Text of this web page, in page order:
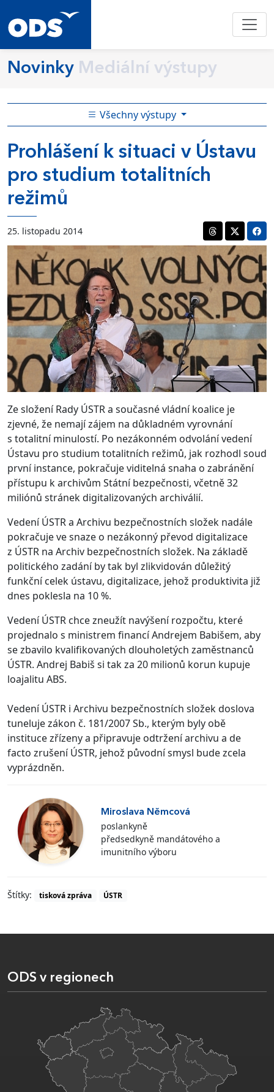
Novinky Mediální výstupy
Všechny výstupy
Prohlášení k situaci v Ústavu
pro studium totalitních
režimů
25. listopadu 2014
Ze složení Rady ÚSTR a současné vládní koalice je
zjevné, že nemají zájem na důkladném vyrovnání
s totalitní minulostí. Po nezákonném odvolání vedení
Ústavu pro studium totalitních režimů, jak rozhodl soud
první instance, pokračuje viditelná snaha o zabránění
přístupu k archivům Státní bezpečnosti, včetně 32
miliónů stránek digitalizovaných archiválií.
Vedení ÚSTR a Archivu bezpečnostních složek nadále
pokračuje ve snaze o nezákonný převod digitalizace
z ÚSTR na Archiv bezpečnostních složek. Na základě
politického zadání by tak byl zlikvidován důležitý
funkční celek ústavu, digitalizace, jehož produktivita již
dnes poklesla na 10 %.
Vedení ÚSTR chce zneužít navýšení rozpočtu, které
projednalo s ministrem financí Andrejem Babišem, aby
se zbavilo kvalifikovaných dlouholetých zaměstnanců
ÚSTR. Andrej Babiš si tak za 20 milionů korun kupuje
loajalitu ABS.
Vedení ÚSTR i Archivu bezpečnostních složek doslova
tuneluje zákon č. 181/2007 Sb., kterým byly obě
instituce zřízeny a připravuje odtržení archivu a de
facto zrušení ÚSTR, jehož původní smysl bude zcela
vyprázdněn.
Miroslava Němcová
poslankyně
předsedkyně mandátového a
imunitního výboru
Štítky: tisková zpráva ÚSTR
ODS v regionech